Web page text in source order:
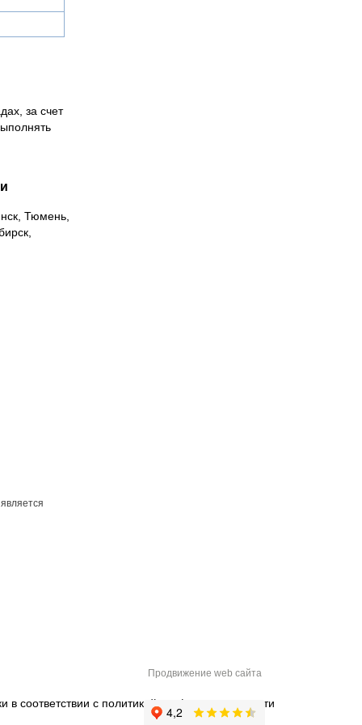
за счет
Тюмень,
Продвижение web сайта
в соответствии с политикой конфиденциальности